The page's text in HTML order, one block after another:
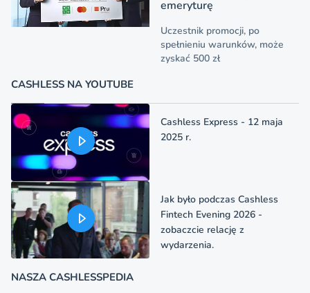
emeryturę
Uczestnik promocji, po
spełnieniu warunków, może
zyskać 500 zł
CASHLESS NA YOUTUBE
Cashless Express - 12 maja
2025 r.
Jak było podczas Cashless
Fintech Evening 2026 -
zobaczcie relację z
wydarzenia.
NASZA CASHLESSPEDIA